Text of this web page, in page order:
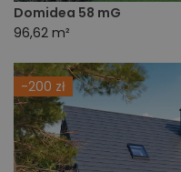
Domidea 58 mG
96,62 m²
-200 zł